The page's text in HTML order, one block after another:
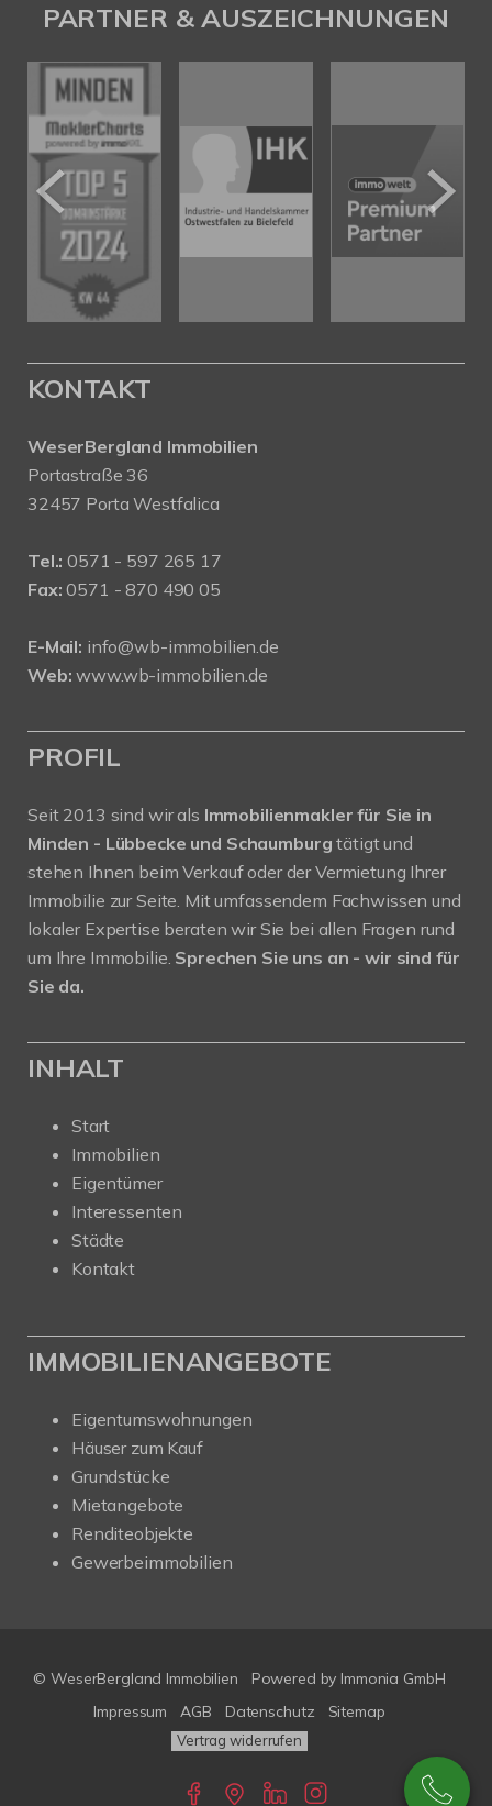
PARTNER & AUSZEICHNUNGEN
KONTAKT
WeserBergland Immobilien
Portastraße 36
32457 Porta Westfalica
Tel.: 0571 - 597 265 17
Fax: 0571 - 870 490 05
E-Mail: info@wb-immobilien.de
Web: www.wb-immobilien.de
PROFIL
Seit 2013 sind wir als Immobilienmakler für Sie in
Minden - Lübbecke und Schaumburgtätigt und
stehen Ihnen beim Verkauf oder der Vermietung Ihrer
Immobilie zur Seite. Mit umfassendem Fachwissen und
lokaler Expertise beraten wir Sie bei allen Fragen rund
um Ihre Immobilie. Sprechen Sie uns an - wir sind für
Sie da.
INHALT
Start
Immobilien
Eigentümer
Interessenten
Städte
Kontakt
IMMOBILIENANGEBOTE
Eigentumswohnungen
Häuser zum Kauf
Grundstücke
Mietangebote
Renditeobjekte
Gewerbeimmobilien
© WeserBergland Immobilien Powered by Immonia GmbH
Impressum
AGB Datenschutz Sitemap
Vertrag widerrufen